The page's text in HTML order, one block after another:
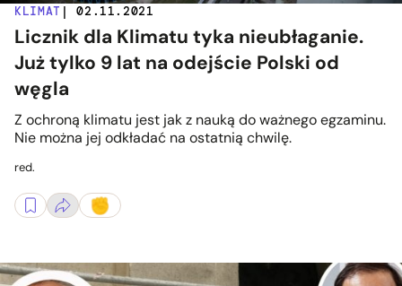
KLIMAT | 02.11.2021
Licznik dla Klimatu tyka nieubłaganie.
Już tylko 9 lat na odejście Polski od
węgla
Z ochroną klimatu jest jak z nauką do ważnego egzaminu.
Nie można jej odkładać na ostatnią chwilę.
red.